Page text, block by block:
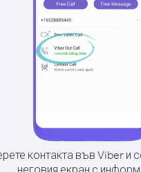
контакта във Viber и
неговия екран с